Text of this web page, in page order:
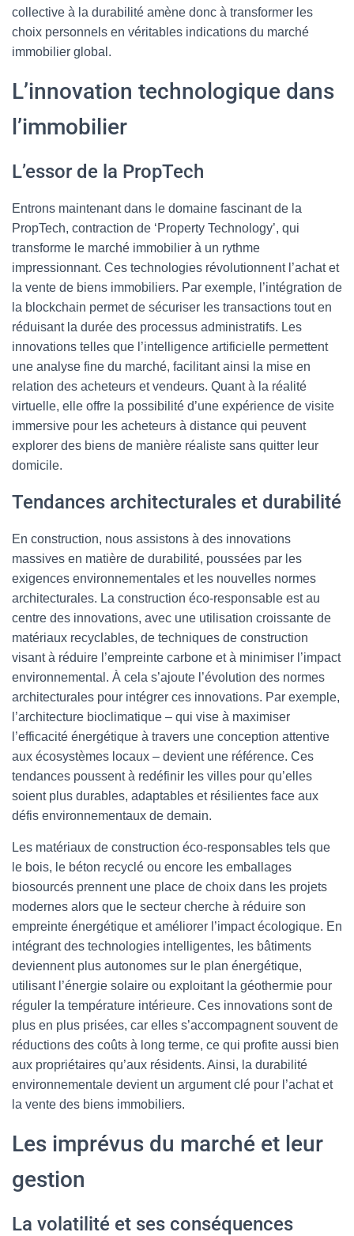
collective à la durabilité amène donc à transformer les
choix personnels en véritables indications du marché
immobilier global.
L’innovation technologique dans
l’immobilier
L’essor de la PropTech
Entrons maintenant dans le domaine fascinant de la
PropTech, contraction de ‘Property Technology’, qui
transforme le marché immobilier à un rythme
impressionnant. Ces technologies révolutionnent l’achat et
la vente de biens immobiliers. Par exemple, l’intégration de
la blockchain permet de sécuriser les transactions tout en
réduisant la durée des processus administratifs. Les
innovations telles que l’intelligence artificielle permettent
une analyse fine du marché, facilitant ainsi la mise en
relation des acheteurs et vendeurs. Quant à la réalité
virtuelle, elle offre la possibilité d’une expérience de visite
immersive pour les acheteurs à distance qui peuvent
explorer des biens de manière réaliste sans quitter leur
domicile.
Tendances architecturales et durabilité
En construction, nous assistons à des innovations
massives en matière de durabilité, poussées par les
exigences environnementales et les nouvelles normes
architecturales. La construction éco-responsable est au
centre des innovations, avec une utilisation croissante de
matériaux recyclables, de techniques de construction
visant à réduire l’empreinte carbone et à minimiser l’impact
environnemental. À cela s’ajoute l’évolution des normes
architecturales pour intégrer ces innovations. Par exemple,
l’architecture bioclimatique – qui vise à maximiser
l’efficacité énergétique à travers une conception attentive
aux écosystèmes locaux – devient une référence. Ces
tendances poussent à redéfinir les villes pour qu’elles
soient plus durables, adaptables et résilientes face aux
défis environnementaux de demain.
Les matériaux de construction éco-responsables tels que
le bois, le béton recyclé ou encore les emballages
biosourcés prennent une place de choix dans les projets
modernes alors que le secteur cherche à réduire son
empreinte énergétique et améliorer l’impact écologique. En
intégrant des technologies intelligentes, les bâtiments
deviennent plus autonomes sur le plan énergétique,
utilisant l’énergie solaire ou exploitant la géothermie pour
réguler la température intérieure. Ces innovations sont de
plus en plus prisées, car elles s’accompagnent souvent de
réductions des coûts à long terme, ce qui profite aussi bien
aux propriétaires qu’aux résidents. Ainsi, la durabilité
environnementale devient un argument clé pour l’achat et
la vente des biens immobiliers.
Les imprévus du marché et leur
gestion
La volatilité et ses conséquences